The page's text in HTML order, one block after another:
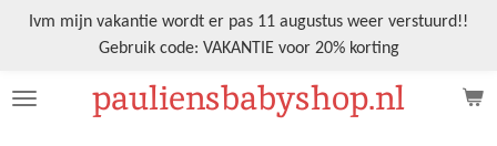
Ga
de
pauliensbabyshop.nl
Ivm mijn vakantie wordt er pas 11 augustus weer verstuurd!!
Gebruik code: VAKANTIE voor 20% korting